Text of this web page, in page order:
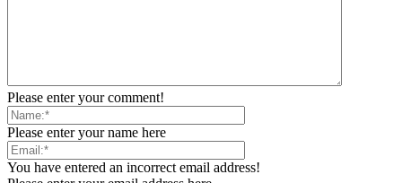
Please enter your comment!
Please enter your name here
You have entered an incorrect email address!